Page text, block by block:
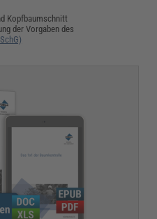
Kopfbaumschnitt
der Vorgaben des